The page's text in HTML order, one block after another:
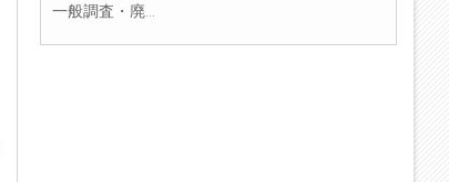
一般調査・廃...